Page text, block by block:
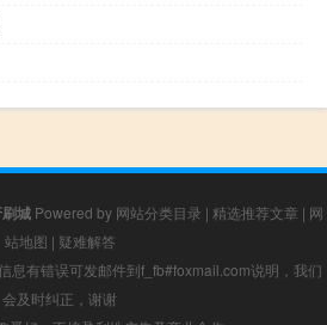
城 Powered by 网站分类目录 | 精选推荐文章 | 网
站地图 | 疑难解答
息有错误可发邮件到f_fb#foxmail.com说明，我们
会及时纠正，谢谢